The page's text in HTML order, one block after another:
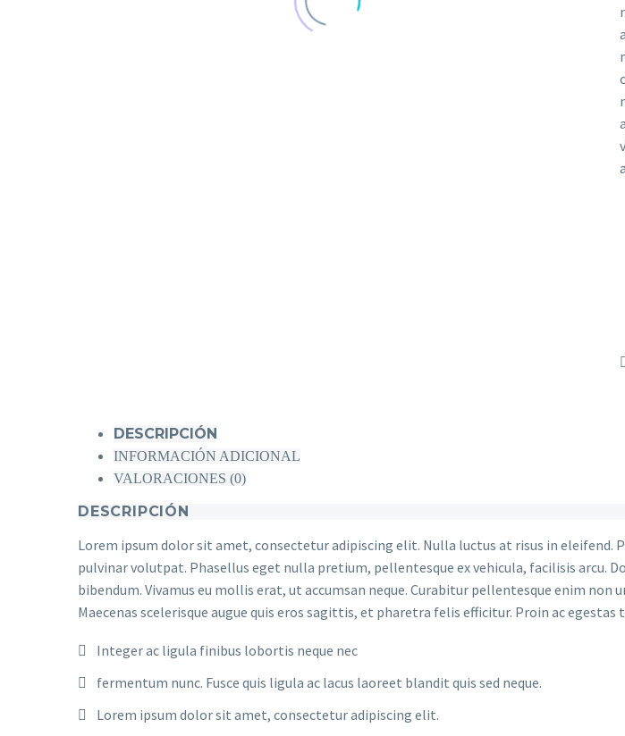
DESCRIPCIÓN
INFORMACIÓN ADICIONAL
VALORACIONES (0)
DESCRIPCIÓN
Lorem ipsum dolor sit amet, consectetur adipiscing elit. Nulla luctus at risus in eleifend.
pulvinar volutpat. Phasellus eget nulla pretium, pellentesque ex vehicula, facilisis arcu.
bibendum. Vivamus eu mollis erat, ut accumsan neque. Curabitur pellentesque enim
Maecenas scelerisque augue quis eros sagittis, et pharetra felis efficitur. Proin ac egestas
Integer ac ligula finibus lobortis neque nec
fermentum nunc. Fusce quis ligula ac lacus laoreet blandit quis sed neque.
Lorem ipsum dolor sit amet, consectetur adipiscing elit.